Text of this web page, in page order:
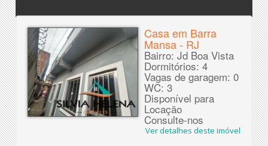
Casa em Barra
Mansa - RJ
Bairro: Jd Boa Vista
Dormitórios: 4
Vagas de garagem: 0
WC: 3
Disponível para
Locação
Consulte-nos
Ver detalhes deste imóvel